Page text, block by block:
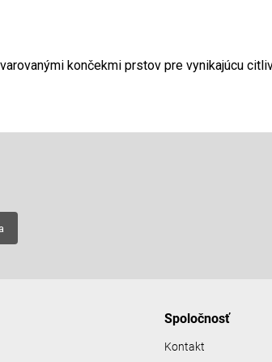
končekmi prstov pre vynikajúcu
Spoločnosť
Kontakt